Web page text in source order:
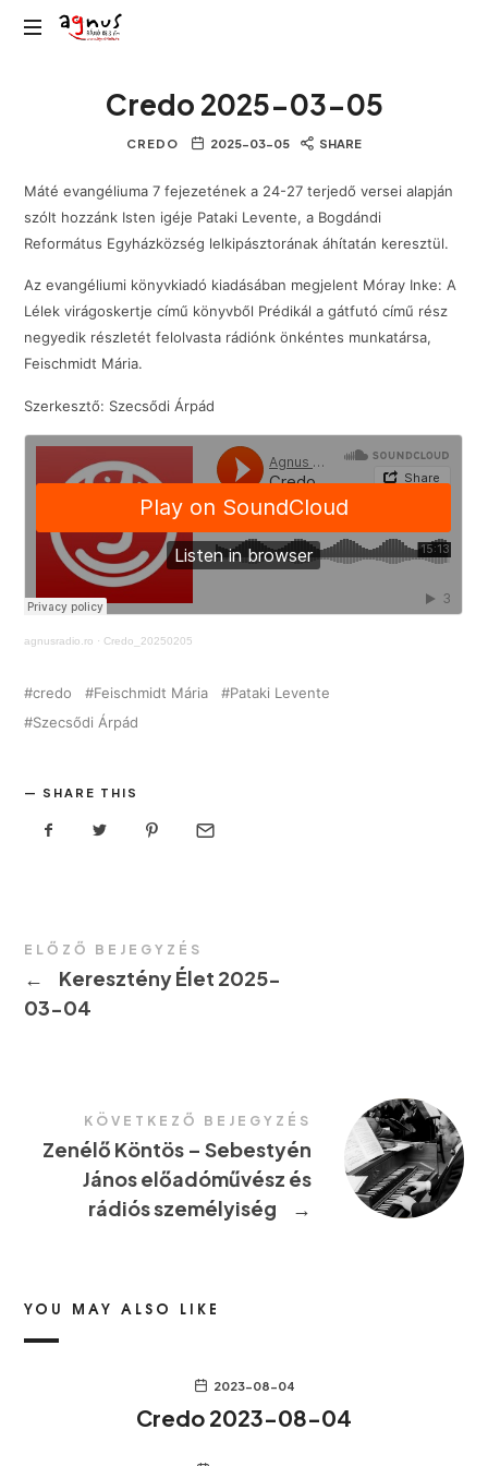
Agnus
közösségiCredo 2025-03-05
CREDO 2025-03-05 SHARE
Máté evangéliuma 7 fejezetének a 24-27 terjedő versei alapján
szólt hozzánk Isten igéje Pataki Levente, a Bogdándi
Református Egyházközség lelkipásztorának áhítatán keresztül.
Az evangéliumi könyvkiadó kiadásában megjelent Móray Inke: A
Lélek virágoskertje című könyvből Prédikál a gátfutó című rész
negyedik részletét felolvasta rádiónk önkéntes munkatársa,
Feischmidt Mária.
Szerkesztő: Szecsődi Árpád
agnusradio.ro · Credo_20250205
credo Feischmidt Mária
Pataki Levente
Szecsődi Árpád
SHARE THIS
ELŐZŐ BEJEGYZÉS
←
Keresztény Élet 2025-
03-04
KÖVETKEZŐ BEJEGYZÉS
Zenélő Köntös – Sebestyén
János előadóművész és
rádiós személyiség
→
YOU MAY ALSO LIKE
2023-08-04
Credo 2023-08-04